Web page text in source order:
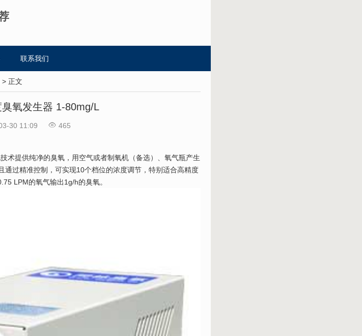
联系我们
> 正文
氧发生器 1-80mg/L
30 11:09  465
提供纯净的臭氧，用空气或者制氧机（备选）、氧气瓶产生
通过精准控制，可实现10个档位的浓度调节，特别适合高精度
LPM的氧气输出1g/h的臭氧。